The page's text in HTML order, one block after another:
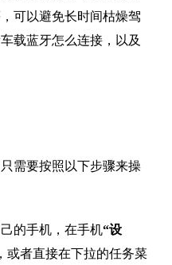
可以避免长时间枯燥驾
载蓝牙怎么连接，以及
需要按照以下步骤来操
的手机，在手机“设
，或者直接在下拉的任务菜